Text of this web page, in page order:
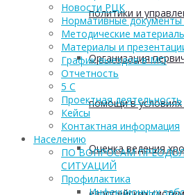
политики и
Организация
помощи в
Оценка ведения
Новости РЦК
Нормативные
Методические
Материалы и
График выездов в МО
Отчетность
5 С
Проектная деятельность
Кейсы
Контактная информация
Населению
ПО ВОПРОСАМ
СИТУАЦИЙ
Профилактика
Инфекционных